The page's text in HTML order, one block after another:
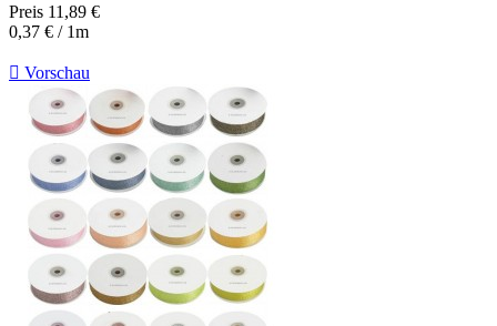
Preis 11,89 €
0,37 € / 1m
 Vorschau